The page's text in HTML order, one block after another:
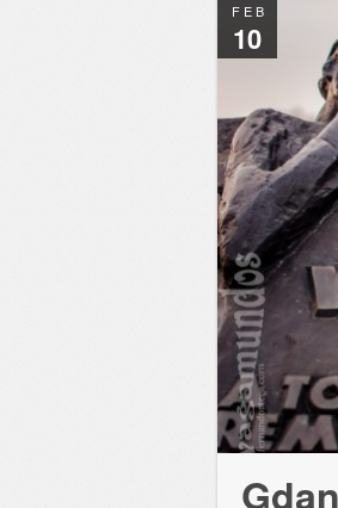
FEB
10